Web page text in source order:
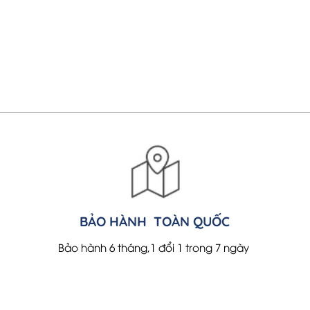
BẢO HÀNH TOÀN QUỐC
Bảo hành 6 tháng,1 đổi 1 trong 7 ngày